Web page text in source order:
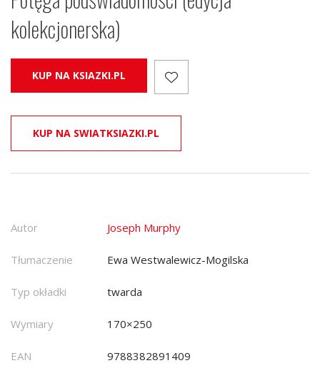
kolekcjonerska)
KUP NA KSIAZKI.PL
KUP NA SWIATKSIAZKI.PL
Autor Joseph Murphy
Tłumaczenie Ewa Westwalewicz-Mogilska
Typ okładki twarda
Wymiary 170×250
EAN 9788382891409